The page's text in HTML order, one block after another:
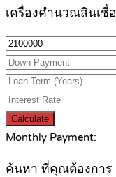
เครื่องคำนวณสินเชื่อ
Calculate
Monthly Payment:
ค้นหา ที่คุณต้องการ